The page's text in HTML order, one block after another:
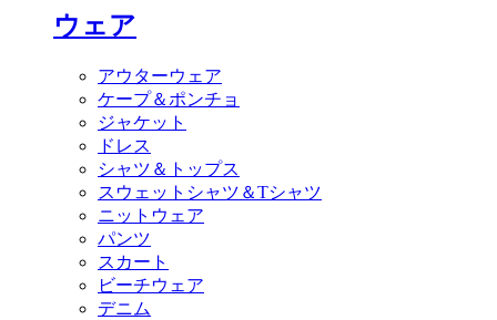
ウェア
アウターウェア
ケープ＆ポンチョ
ジャケット
ドレス
シャツ＆トップス
スウェットシャツ＆Tシャツ
ニットウェア
パンツ
スカート
ビーチウェア
デニム